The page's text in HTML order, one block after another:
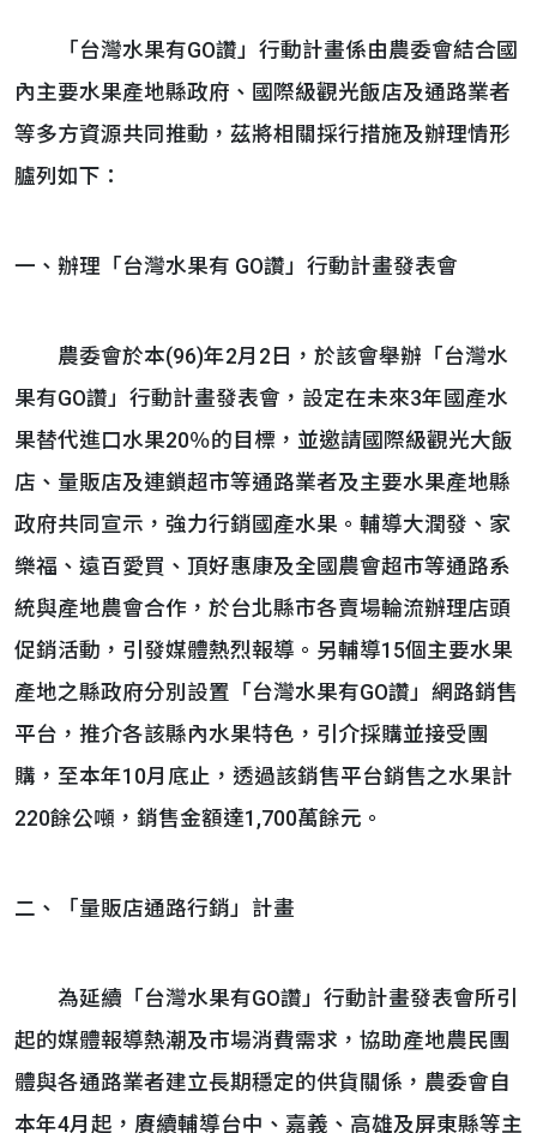
「台灣水果有GO讚」行動計畫係由農委會結合國
內主要水果產地縣政府、國際級觀光飯店及通路業者
等多方資源共同推動，茲將相關採行措施及辦理情形
臚列如下：
一、辦理「台灣水果有 GO讚」行動計畫發表會
農委會於本(96)年2月2日，於該會舉辦「台灣水
果有GO讚」行動計畫發表會，設定在未來3年國產水
果替代進口水果20％的目標，並邀請國際級觀光大飯
店、量販店及連鎖超市等通路業者及主要水果產地縣
政府共同宣示，強力行銷國產水果。輔導大潤發、家
樂福、遠百愛買、頂好惠康及全國農會超市等通路系
統與產地農會合作，於台北縣市各賣場輪流辦理店頭
促銷活動，引發媒體熱烈報導。另輔導15個主要水果
產地之縣政府分別設置「台灣水果有GO讚」網路銷售
平台，推介各該縣內水果特色，引介採購並接受團
購，至本年10月底止，透過該銷售平台銷售之水果計
220餘公噸，銷售金額達1,700萬餘元。
二、「量販店通路行銷」計畫
為延續「台灣水果有GO讚」行動計畫發表會所引
起的媒體報導熱潮及市場消費需求，協助產地農民團
體與各通路業者建立長期穩定的供貨關係，農委會自
本年4月起，賡續輔導台中、嘉義、高雄及屏東縣等主